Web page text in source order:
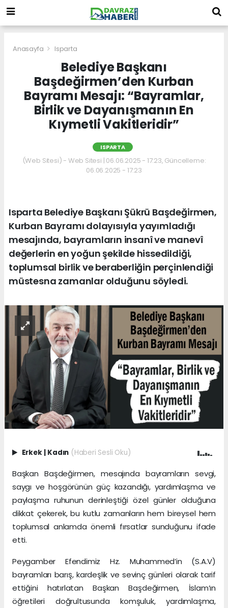
Anasayfa Isparta
Belediye Başkanı
Başdeğirmen’den Kurban
Bayramı Mesajı: “Bayramlar,
Birlik ve Dayanışmanın En
Kıymetli Vakitleridir”
ISPARTA
(Web Sitesi) - Web Sitesi | 06.06.2025 - 17:23, Güncelleme:
06.06.2025 - 17:23
Isparta Belediye Başkanı Şükrü Başdeğirmen,
Kurban Bayramı dolayısıyla yayımladığı
mesajında, bayramların insanî ve manevî
değerlerin en yoğun şekilde hissedildiği,
toplumsal birlik ve beraberliğin perçinlendiği
müstesna zamanlar olduğunu söyledi.
Erkek | Kadın (Haberi Sesli Oku)
Başkan Başdeğirmen, mesajında bayramların sevgi,
saygı ve hoşgörünün güç kazandığı, yardımlaşma ve
paylaşma ruhunun derinleştiği özel günler olduğuna
dikkat çekerek, bu kutlu zamanların hem bireysel hem
toplumsal anlamda önemli fırsatlar sunduğunu ifade
etti.
Peygamber Efendimiz Hz. Muhammed’in (S.A.V)
bayramları barış, kardeşlik ve sevinç günleri olarak tarif
ettiğini hatırlatan Başkan Başdeğirmen, İslam’ın
öğretileri doğrultusunda komşuluk, yardımlaşma,